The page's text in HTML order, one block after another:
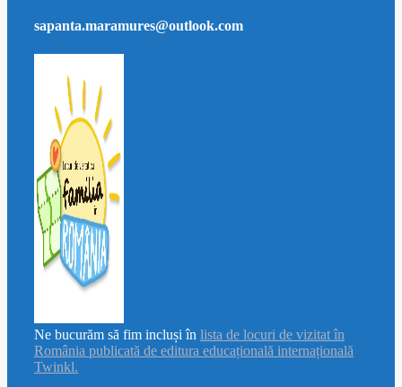
sapanta.maramures@outlook.com
Ne bucurăm să fim incluși în lista de locuri de vizitat în
România publicată de editura educațională internațională
Twinkl.